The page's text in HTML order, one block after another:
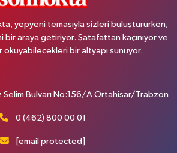
yepyeni temasıyla sizleri buluştururken,
bir araya getiriyor. Şatafattan kaçınıyor ve
okuyabilecekleri bir altyapı sunuyor.
Selim Bulvarı No:156/A Ortahisar/Trabzon
0 (462) 800 00 01
[email protected]